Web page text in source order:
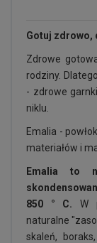
Gotuj zdrowo,
Zdrowe
rodziny.
- zdrowe
niklu.
Emalia -
materiałów i
Emalia to
850 ° C. W
naturalne
skaleń,